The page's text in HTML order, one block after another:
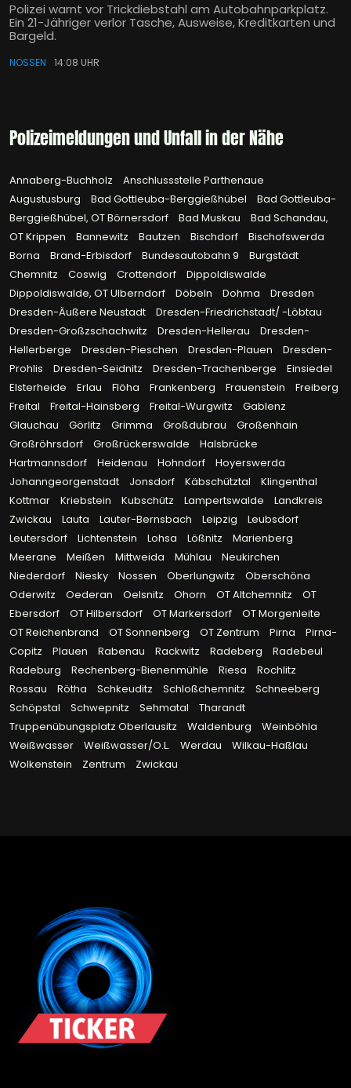
Polizei warnt vor Trickdiebstahl am Autobahnparkplatz.
Ein 21-Jähriger verlor Tasche, Ausweise, Kreditkarten und
Bargeld.
NOSSEN 14:08 UHR
Polizeimeldungen und Unfall in der Nähe
Annaberg-Buchholz
Anschlussstelle Parthenaue
Augustusburg
Bad Gottleuba-Berggießhübel
Bad Gottleuba-
Berggießhübel, OT Börnersdorf
Bad Muskau
Bad Schandau,
OT Krippen
Bannewitz Bautzen Bischdorf
Bischofswerda
Borna
Brand-Erbisdorf Bundesautobahn 9
Burgstädt
Chemnitz
Coswig Crottendorf
Dippoldiswalde
Dippoldiswalde, OT Ulberndorf
Döbeln Dohma
Dresden
Dresden-Äußere Neustadt
Dresden-Friedrichstadt/ -Löbtau
Dresden-Großzschachwitz
Dresden-Hellerau
Dresden-
Hellerberge
Dresden-Pieschen Dresden-Plauen
Dresden-
Prohlis
Dresden-Seidnitz Dresden-Trachenberge
Einsiedel
Elsterheide
Erlau Flöha Frankenberg Frauenstein
Freiberg
Freital
Freital-Hainsberg Freital-Wurgwitz
Gablenz
Glauchau
Görlitz Grimma Großdubrau
Großenhain
Großröhrsdorf
Großrückerswalde
Halsbrücke
Hartmannsdorf
Heidenau Hohndorf
Hoyerswerda
Johanngeorgenstadt
Jonsdorf Käbschütztal
Klingenthal
Kottmar
Kriebstein Kubschütz Lampertswalde
Landkreis
Zwickau
Lauta Lauter-Bernsbach Leipzig
Leubsdorf
Leutersdorf
Lichtenstein Lohsa Lößnitz
Marienberg
Meerane
Meißen Mittweida Mühlau
Neukirchen
Niederdorf
Niesky Nossen Oberlungwitz
Oberschöna
Oderwitz
Oederan Oelsnitz Ohorn OT Altchemnitz
OT
Ebersdorf
OT Hilbersdorf OT Markersdorf
OT Morgenleite
OT Reichenbrand
OT Sonnenberg OT Zentrum Pirna
Pirna-
Copitz
Plauen Rabenau Rackwitz Radeberg
Radebeul
Radeburg
Rechenberg-Bienenmühle Riesa
Rochlitz
Rossau
Rötha Schkeuditz Schloßchemnitz
Schneeberg
Schöpstal
Schwepnitz Sehmatal
Tharandt
Truppenübungsplatz Oberlausitz
Waldenburg
Weinböhla
Weißwasser
Weißwasser/O.L. Werdau
Wilkau-Haßlau
Wolkenstein
Zentrum Zwickau